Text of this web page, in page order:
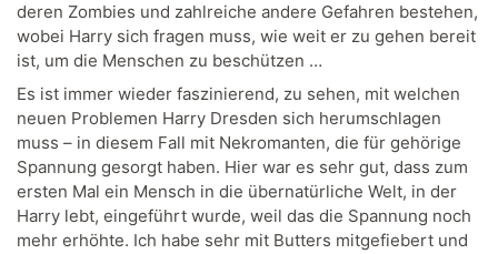
deren Zombies und zahlreiche andere Gefahren bestehen,
wobei Harry sich fragen muss, wie weit er zu gehen bereit
ist, um die Menschen zu beschützen …
Es ist immer wieder faszinierend, zu sehen, mit welchen
neuen Problemen Harry Dresden sich herumschlagen
muss – in diesem Fall mit Nekromanten, die für gehörige
Spannung gesorgt haben. Hier war es sehr gut, dass zum
ersten Mal ein Mensch in die übernatürliche Welt, in der
Harry lebt, eingeführt wurde, weil das die Spannung noch
mehr erhöhte. Ich habe sehr mit Butters mitgefiebert und